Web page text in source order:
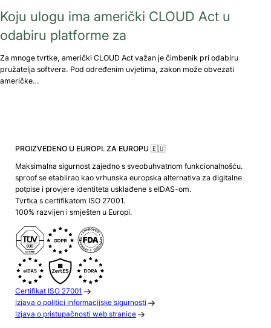
Koju ulogu ima američki CLOUD Act u
odabiru platforme za
Za mnoge tvrtke, američki CLOUD Act važan je čimbenik pri odabiru
pružatelja softvera. Pod određenim uvjetima, zakon može obvezati
američke…
PROIZVEDENO U EUROPI. ZA EUROPU 🇪🇺
Maksimalna sigurnost zajedno s sveobuhvatnom funkcionalnošću.
sproof se etablirao kao vrhunska europska alternativa za digitalne
potpise i provjere identiteta usklađene s eIDAS-om.
Tvrtka s certifikatom ISO 27001.
100% razvijen i smješten u Europi.
Certifikat ISO 27001
Izjava o politici informacijske sigurnosti
Izjava o pristupačnosti web stranice